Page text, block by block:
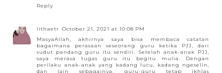
Reply
lithaetr October 21, 2021 at 10:08 PM
MasyaAllah, akhirnya saya bisa membaca catatan
bagaimana perasaan seseorang guru ketika PJJ, dari
sudut pandang guru itu sendiri. Setelah anak-anak PJJ,
saya merasa tugas guru itu begitu mulia. Dengan
perilaku anak-anak yang kadang lucu, kadang ngeselin,
dan lain sebagainya, guru-guru tetap ikhlas